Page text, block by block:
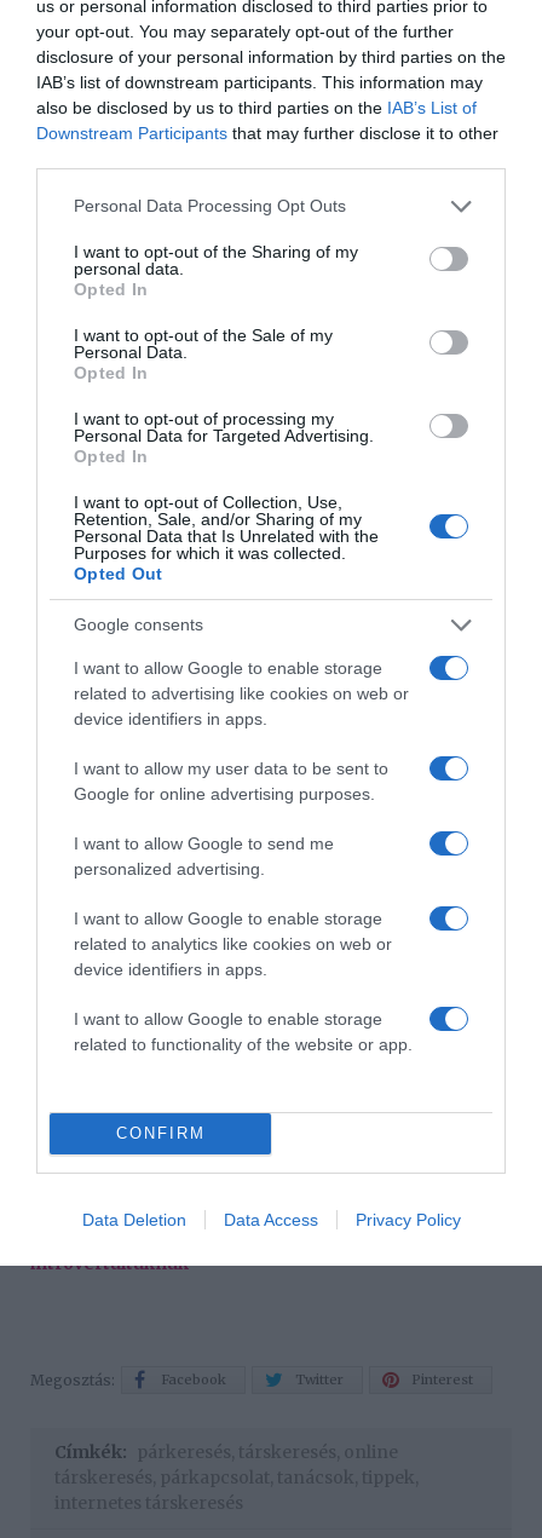
us or personal information disclosed to third parties prior to
your opt-out. You may separately opt-out of the further
disclosure of your personal information by third parties on the
IAB’s list of downstream participants. This information may
also be disclosed by us to third parties on the IAB’s List of
Downstream Participants that may further disclose it to other
Please note that this website/app uses one or more Google
not limited to your visit or usage behaviour. You may click to
grant or deny consent to Google and its third-party tags to
use your data for below specified purposes in below Google
consent section.
Personal Data Processing Opt Outs
I want to opt-out of the Sharing of my
personal data.
Opted In
I want to opt-out of the Sale of my
Personal Data.
Opted In
I want to opt-out of processing my
Personal Data for Targeted Advertising.
Opted In
I want to opt-out of Collection, Use,
Retention, Sale, and/or Sharing of my
Personal Data that Is Unrelated with the
Purposes for which it was collected.
Opted Out
Google consents
I want to allow Google to enable storage
related to advertising like cookies on web or
device identifiers in apps.
I want to allow my user data to be sent to
Google for online advertising purposes.
I want to allow Google to send me
personalized advertising.
I want to allow Google to enable storage
related to analytics like cookies on web or
device identifiers in apps.
I want to allow Google to enable storage
related to functionality of the website or app.
CONFIRM
Data Deletion Data Access Privacy Policy
mindig csak ezeket a mondatokat hallod tőle, akkor
gondolkodj el egy picit. Végülis senki sem tölt ennyi időt
edzőteremben vagy a zuhany alatt.
7. Mindig közbejön valami, amikor találkozásra
kerülne a sor.
Ha a hosszas levélváltás után végre találkozásra kerülne
a sor, akkor vagy valamelyik családtag betegedik meg,
vagy rég nem látott külföldi rokonokat vár, vagy ismét
túlóráznia kell a munkahelyen. Ha kétszer megtörtént,
még lehet, hogy a véletlen műve, azonban ha mindig
nincs kedve találkozni veled.
Ha a férfi, akivel online társkeresőn ismerkedsz, folyton
ezzel leginkább azt szeretné jelezni feléd, hogy jó
fizetése van vagy, hogy megengedheti magának, hogy
nyaralni menjen. Ha minden nap ezzel a módszerrel
próbál lenyűgözni téged, akkor gondolkodj el azon,
hogy továbblépj.
9. Nem akarja elmondani, hogy mivel foglalkozik.
Ha csak azt szeretnéd megtudni, hogy a férfi, akivel
online ismerkedsz, mivel foglalkozik, vagy legalább
elmondani ezt neked, helyette pedig mindig azt feleli,
hogy túl bonyolult lenne elmesélnie neked vagy, hogy
vállalkozó, de több részletet nem árulhat el magáról,
akkor kezdhetsz gyanakodni, hogy valami nem tiszta
körülötte. Ez a legtöbb esetben azt jelenti, hogy vagy
régóta már munkanélküli, vagy valami kétes dologgal
foglalkozik, vagy csak egyszerűen szeret hazudni.
10. Nem szeretne veled találkozni.
Ha a férfi, akivel olyan jól kijöttök az online
üzenetváltások során, soha nem szeretne veled
aki valójában. Lehet, hogy egy kicsapongó életet élő
túlsúlyos 40-es pasi, nem pedig egy kigyúrt 28 éves,
akinek jó munkahelye van.
introvertáltaknak
Megosztás: Facebook Twitter Pinterest
Címkék: párkeresés társkeresés online
társkeresés párkapcsolat tanácsok tippek
internetes társkeresés